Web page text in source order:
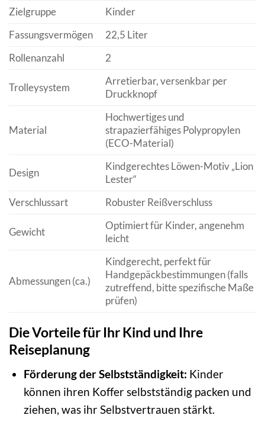
Zielgruppe
Kinder
Fassungsvermögen
22,5 Liter
Rollenanzahl
2
Trolleysystem
Arretierbar, versenkbar per
Druckknopf
Material
Hochwertiges und
strapazierfähiges Polypropylen
(ECO-Material)
Design
Kindgerechtes Löwen-Motiv „Lion
Lester“
Verschlussart
Robuster Reißverschluss
Gewicht
Optimiert für Kinder, angenehm
leicht
Abmessungen (ca.)
Kindgerecht, perfekt für
Handgepäckbestimmungen (falls
zutreffend, bitte spezifische Maße
prüfen)
Die Vorteile für Ihr Kind und Ihre
Reiseplanung
Förderung der Selbstständigkeit: Kinder
können ihren Koffer selbstständig packen und
ziehen, was ihr Selbstvertrauen stärkt.